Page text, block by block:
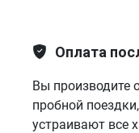
Оплата
Вы производите
пробной
устраивают все